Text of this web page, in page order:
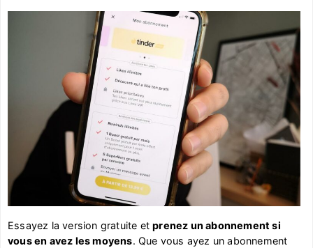
Essayez la version gratuite etprenez un abonnement si
vous en avez les moyens. Que vous ayez un abonnement